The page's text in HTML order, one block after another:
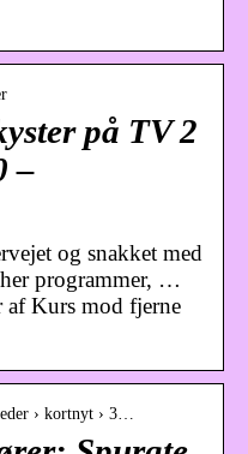
på TV 2
–
og snakket med
programmer, …
af Kurs mod fjerne
› kortnyt › 3…